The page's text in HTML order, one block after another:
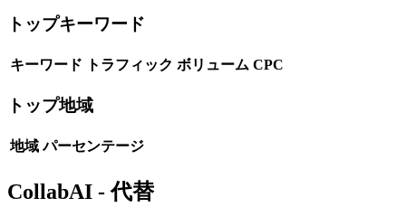
トップキーワード
キーワード トラフィック ボリューム CPC
トップ地域
地域 パーセンテージ
CollabAI - 代替